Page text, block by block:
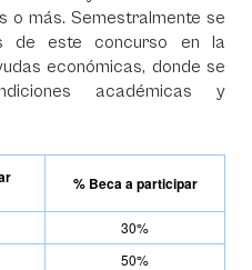
o más. Semestralmente se
de este concurso en la
económicas, donde se
académicas y
% Beca a participar
30%
50%